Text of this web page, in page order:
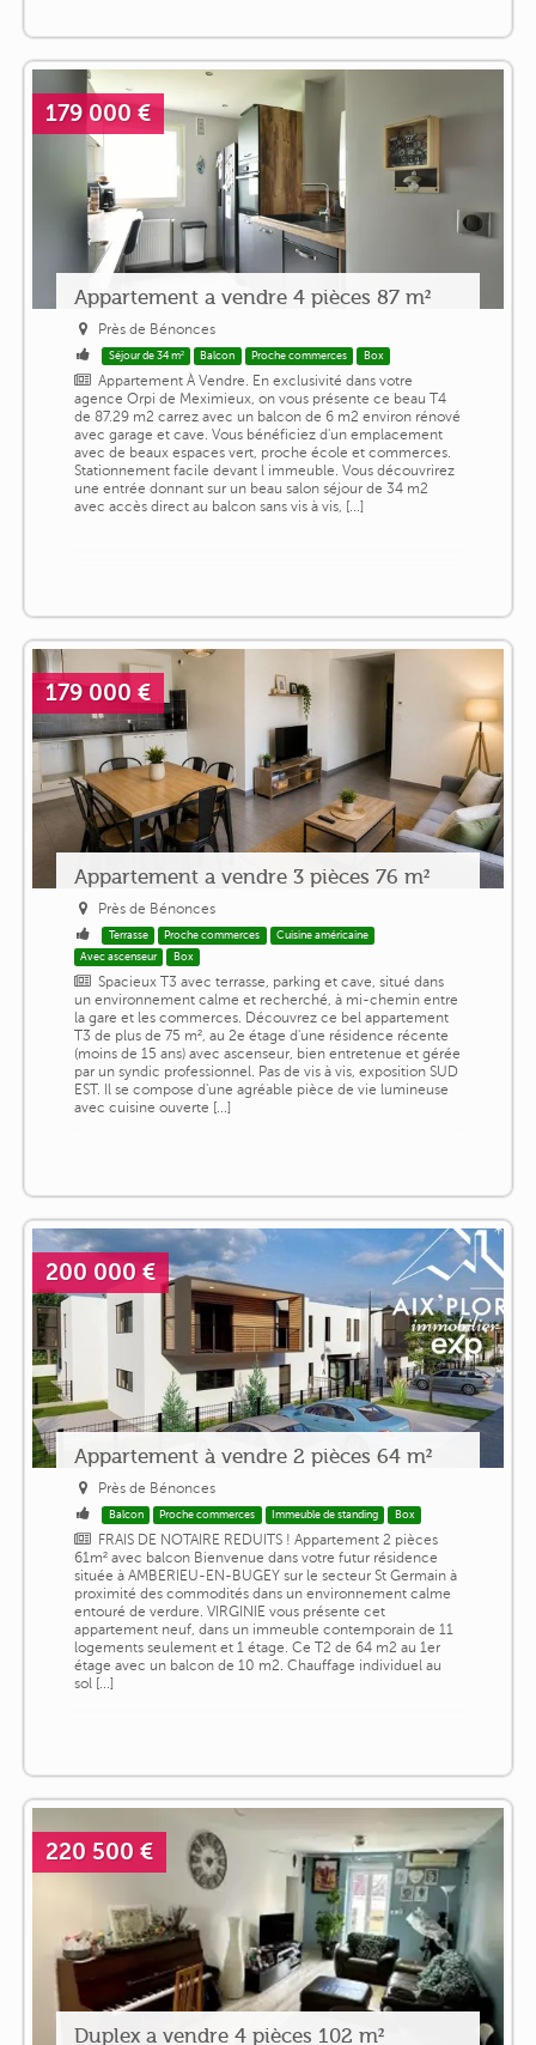
179 000 €
Appartement a vendre 4 pièces 87 m²
Près de Bénonces
Séjour de 34 m² Balcon Proche commerces Box
Appartement À Vendre. En exclusivité dans votre
agence Orpi de Meximieux, on vous présente ce beau T4
de 87.29 m2 carrez avec un balcon de 6 m2 environ rénové
avec garage et cave. Vous bénéficiez d'un emplacement
avec de beaux espaces vert, proche école et commerces.
Stationnement facile devant l immeuble. Vous découvrirez
une entrée donnant sur un beau salon séjour de 34 m2
avec accès direct au balcon sans vis à vis, [...]
179 000 €
Appartement a vendre 3 pièces 76 m²
Près de Bénonces
Terrasse Proche commerces
Cuisine américaine
Avec ascenseur
Box
Spacieux T3 avec terrasse, parking et cave, situé dans
un environnement calme et recherché, à mi-chemin entre
la gare et les commerces. Découvrez ce bel appartement
T3 de plus de 75 m², au 2e étage d'une résidence récente
(moins de 15 ans) avec ascenseur, bien entretenue et gérée
par un syndic professionnel. Pas de vis à vis, exposition SUD
EST. Il se compose d'une agréable pièce de vie lumineuse
avec cuisine ouverte [...]
200 000 €
Appartement à vendre 2 pièces 64 m²
Près de Bénonces
Balcon Proche commerces Immeuble de standing Box
FRAIS DE NOTAIRE REDUITS ! Appartement 2 pièces
61m² avec balcon Bienvenue dans votre futur résidence
située à AMBERIEU-EN-BUGEY sur le secteur St Germain à
proximité des commodités dans un environnement calme
entouré de verdure. VIRGINIE vous présente cet
appartement neuf, dans un immeuble contemporain de 11
logements seulement et 1 étage. Ce T2 de 64 m2 au 1er
étage avec un balcon de 10 m2. Chauffage individuel au
sol [...]
220 500 €
Duplex a vendre 4 pièces 102 m²